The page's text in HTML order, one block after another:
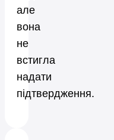
але
вона
не
встигла
надати
підтвердження.